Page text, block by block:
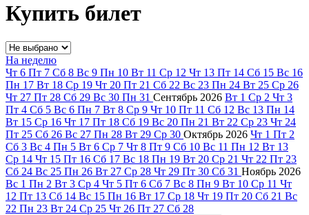
Купить билет
На неделю
Чт 6 Пт 7 Сб 8 Вс 9 Пн 10 Вт 11 Ср 12 Чт 13 Пт 14 Сб 15 Вс 16
Пн 17 Вт 18 Ср 19 Чт 20 Пт 21 Сб 22 Вс 23 Пн 24 Вт 25 Ср 26
Чт 27 Пт 28 Сб 29 Вс 30 Пн 31 Сентябрь 2026 Вт 1 Ср 2 Чт 3
Пт 4 Сб 5 Вс 6 Пн 7 Вт 8 Ср 9 Чт 10 Пт 11 Сб 12 Вс 13 Пн 14
Вт 15 Ср 16 Чт 17 Пт 18 Сб 19 Вс 20 Пн 21 Вт 22 Ср 23 Чт 24
Пт 25 Сб 26 Вс 27 Пн 28 Вт 29 Ср 30 Октябрь 2026 Чт 1 Пт 2
Сб 3 Вс 4 Пн 5 Вт 6 Ср 7 Чт 8 Пт 9 Сб 10 Вс 11 Пн 12 Вт 13
Ср 14 Чт 15 Пт 16 Сб 17 Вс 18 Пн 19 Вт 20 Ср 21 Чт 22 Пт 23
Сб 24 Вс 25 Пн 26 Вт 27 Ср 28 Чт 29 Пт 30 Сб 31 Ноябрь 2026
Вс 1 Пн 2 Вт 3 Ср 4 Чт 5 Пт 6 Сб 7 Вс 8 Пн 9 Вт 10 Ср 11 Чт
12 Пт 13 Сб 14 Вс 15 Пн 16 Вт 17 Ср 18 Чт 19 Пт 20 Сб 21 Вс
22 Пн 23 Вт 24 Ср 25 Чт 26 Пт 27 Сб 28